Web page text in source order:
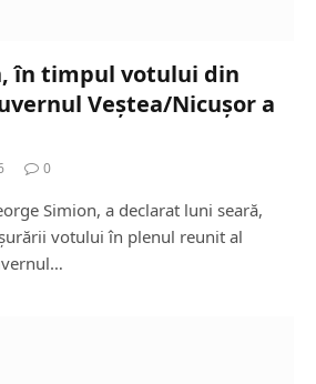
în timpul votului din
Veștea/Nicușor a
0
Simion, a declarat luni seară,
votului în plenul reunit al